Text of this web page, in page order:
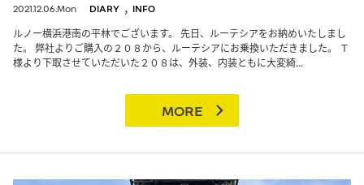
2021.12.06.Mon DIARY , INFO
ルノー横浜港南の平林でございます。 先日、ルーテシアをお納めいたしまし
た。 弊社よりご購入の２０８から、ルーテシアにお乗換いただきました。 Ｔ
様より下取させていただいた２０８は、外装、内装ともに大変綺...
MORE